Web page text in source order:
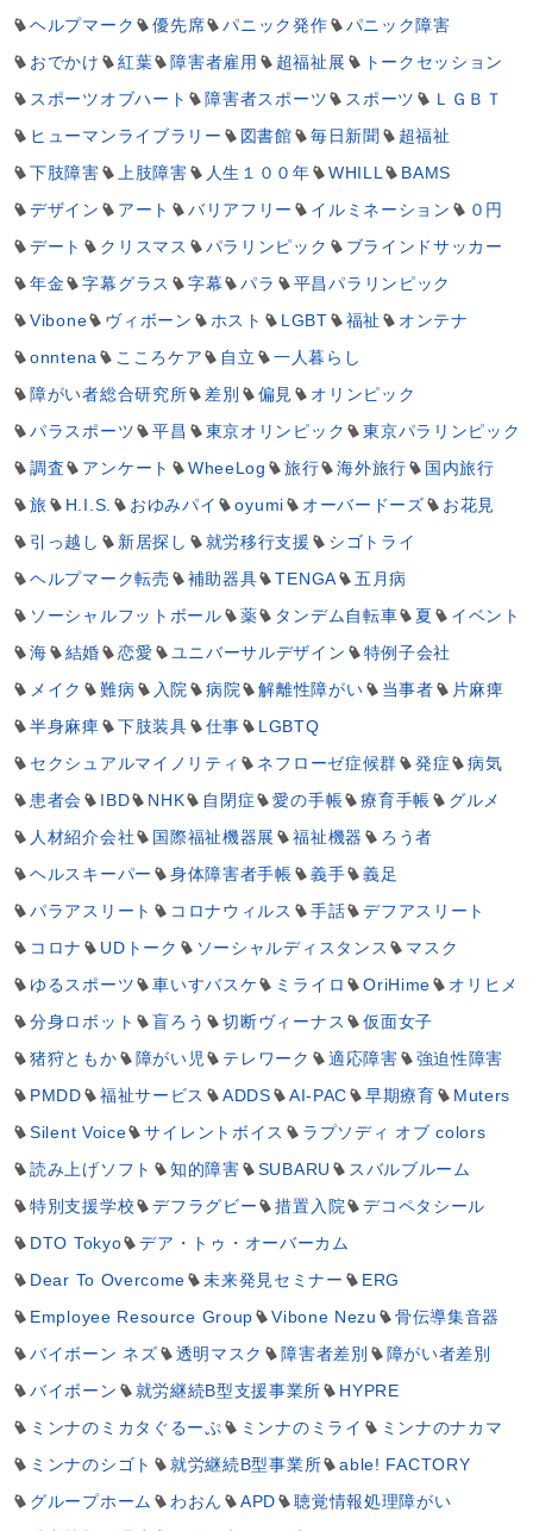
ヘルプマーク
優先席 パニック発作
パニック障害
おでかけ
紅葉 障害者雇用 超福祉展
トークセッション
スポーツオブハート
障害者スポーツ スポーツ
ＬＧＢＴ
ヒューマンライブラリー
図書館 毎日新聞
超福祉
下肢障害
上肢障害 人生１００年 WHILL
BAMS
デザイン
アート バリアフリー イルミネーション
０円
デート
クリスマス パラリンピック
ブラインドサッカー
年金
字幕グラス 字幕 パラ
平昌パラリンピック
Vibone
ヴィボーン ホスト LGBT 福祉
オンテナ
onntena
こころケア 自立
一人暮らし
障がい者総合研究所
差別 偏見
オリンピック
パラスポーツ
平昌 東京オリンピック
東京パラリンピック
調査
アンケート WheeLog 旅行 海外旅行
国内旅行
旅
H.I.S. おゆみパイ oyumi オーバードーズ
お花見
引っ越し
新居探し 就労移行支援
シゴトライ
ヘルプマーク転売
補助器具 TENGA
五月病
ソーシャルフットボール
薬 タンデム自転車 夏
イベント
海
結婚 恋愛 ユニバーサルデザイン
特例子会社
メイク
難病 入院 病院 解離性障がい 当事者
片麻痺
半身麻痺
下肢装具 仕事
LGBTQ
セクシュアルマイノリティ
ネフローゼ症候群 発症
病気
患者会
IBD NHK 自閉症 愛の手帳 療育手帳
グルメ
人材紹介会社
国際福祉機器展 福祉機器
ろう者
ヘルスキーパー
身体障害者手帳 義手
義足
パラアスリート
コロナウィルス 手話
デフアスリート
コロナ
UDトーク ソーシャルディスタンス
マスク
ゆるスポーツ
車いすバスケ ミライロ OriHime
オリヒメ
分身ロボット
盲ろう 切断ヴィーナス
仮面女子
猪狩ともか
障がい児 テレワーク 適応障害
強迫性障害
PMDD
福祉サービス ADDS AI-PAC 早期療育
Muters
Silent Voice
サイレントボイス
ラプソディ オブ colors
読み上げソフト
知的障害 SUBARU
スバルブルーム
特別支援学校
デフラグビー 措置入院
デコペタシール
DTO Tokyo
デア・トゥ・オーバーカム
Dear To Overcome
未来発見セミナー
ERG
Employee Resource Group
Vibone Nezu
骨伝導集音器
バイボーン ネズ
透明マスク 障害者差別
障がい者差別
バイボーン
就労継続B型支援事業所
HYPRE
ミンナのミカタぐるーぷ
ミンナのミライ
ミンナのナカマ
ミンナのシゴト
就労継続B型事業所
able! FACTORY
グループホーム
わおん APD
聴覚情報処理障がい